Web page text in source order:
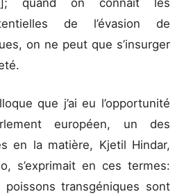
de l’évasion de
on ne peut que s’insurger
que j’ai eu l’opportunité
européen, un des
en la matière, Kjetil Hindar,
s’exprimait en ces termes:
transgéniques sont